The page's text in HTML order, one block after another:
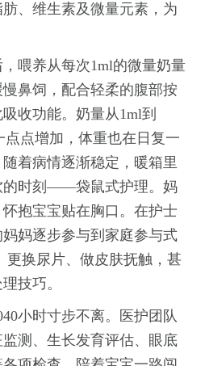
、维生素及微量元素，为
养从每次1ml的微量奶量
鼻饲，配合轻柔的腹部按
收功能。奶量从1ml到
点增加，体重也在日复一
着病情逐渐稳定，暖箱里
的时刻——袋鼠式护理。妈
抱宝宝贴在胸口。在护士
妈逐步参与到家庭参与式
更换尿片、做皮肤抚触，甚
技巧。
小时寸步不离。医护团队
测、生长发育评估、眼底